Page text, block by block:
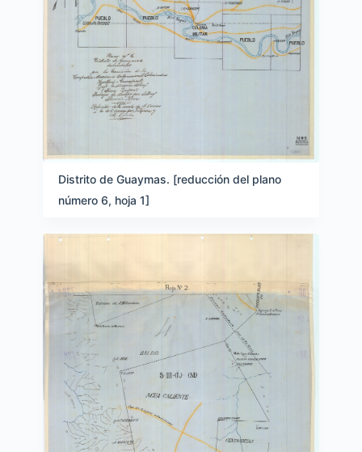
Distrito de Guaymas. [reducción del plano
número 6, hoja 1]